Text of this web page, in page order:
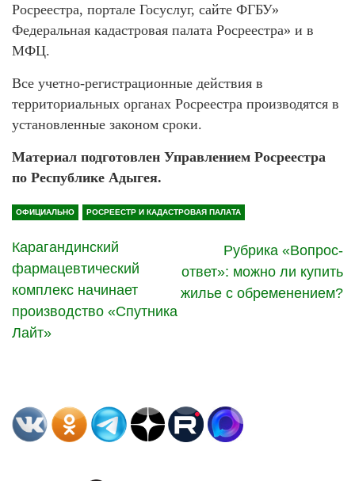
Росреестра, портале Госуслуг, сайте ФГБУ»
Федеральная кадастровая палата Росреестра» и в
МФЦ.
Все учетно-регистрационные действия в
территориальных органах Росреестра производятся в
установленные законом сроки.
Материал подготовлен Управлением Росреестра
по Республике Адыгея.
ОФИЦИАЛЬНО РОСРЕЕСТР И КАДАСТРОВАЯ ПАЛАТА
Карагандинский
фармацевтический
комплекс начинает
производство «Спутника
Лайт»
Рубрика «Вопрос-
ответ»: можно ли купить
жилье с обременением?